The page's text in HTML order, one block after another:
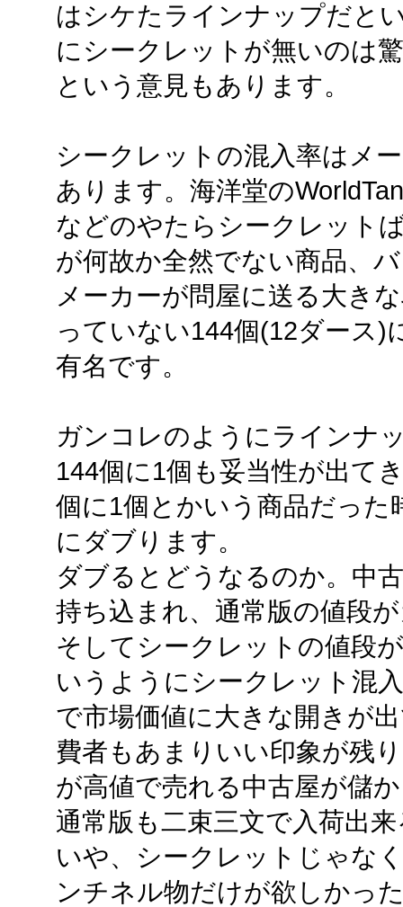
はシケたラインナップだと
にシークレットが無いのは
という意見もあります。
シークレットの混入率はメ
あります。海洋堂の
などのやたらシークレット
が何故か全然でない商品、
メーカーが問屋に送る大き
っていない144個(12ダース)
有名です。
ガンコレのようにラインナ
144個に1個も妥当性が出て
個に1個とかいう商品だっ
にダブります。
ダブるとどうなるのか。中
持ち込まれ、通常版の値段
そしてシークレットの値段
いうようにシークレット混
で市場価値に大きな開きが
費者もあまりいい印象が残
が高値で売れる中古屋が儲
通常版も二束三文で入荷出
いや、シークレットじゃな
ンチネル物だけが欲しかっ